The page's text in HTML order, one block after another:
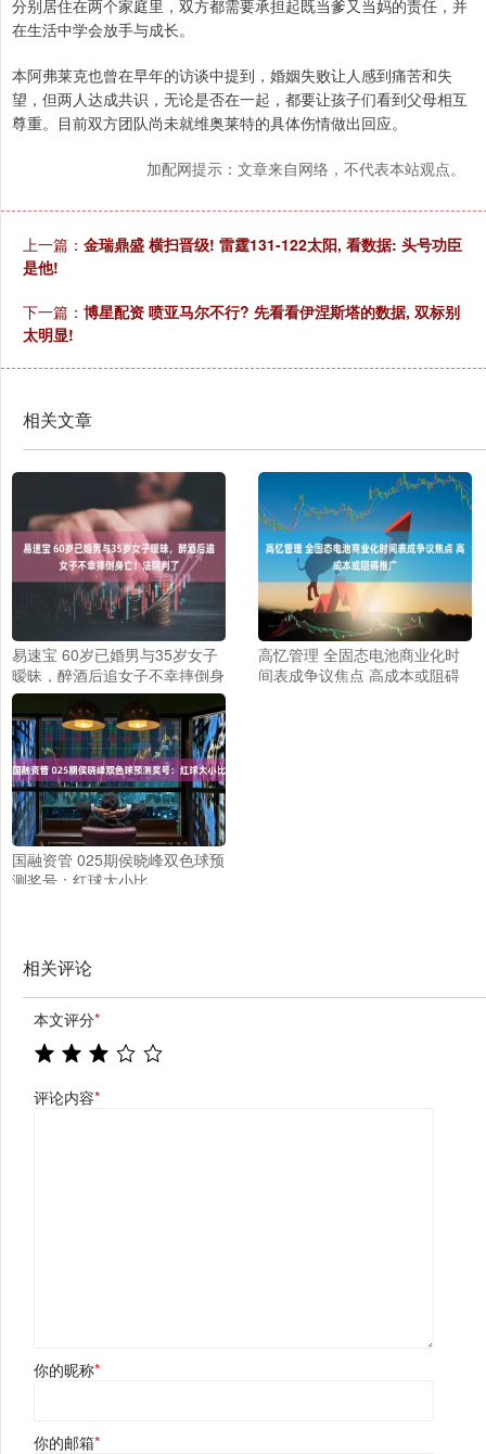
分别居住在两个家庭里，双方都需要承担起既当爹又当妈的责任，并
在生活中学会放手与成长。
本阿弗莱克也曾在早年的访谈中提到，婚姻失败让人感到痛苦和失
望，但两人达成共识，无论是否在一起，都要让孩子们看到父母相互
尊重。目前双方团队尚未就维奥莱特的具体伤情做出回应。
加配网提示：文章来自网络，不代表本站观点。
上一篇： 金瑞鼎盛 横扫晋级! 雷霆131-122太阳, 看数据: 头号功臣
是他!
下一篇： 博星配资 喷亚马尔不行? 先看看伊涅斯塔的数据, 双标别
太明显!
相关文章
易速宝 60岁已婚男与35岁女子
暧昧，醉酒后追女子不幸摔倒身
亡！法院判了
高忆管理 全固态电池商业化时
间表成争议焦点 高成本或阻碍
国融资管 025期侯晓峰双色球预
测奖号：红球大小比
相关评论
本文评分*
评论内容*
你的昵称*
你的邮箱*